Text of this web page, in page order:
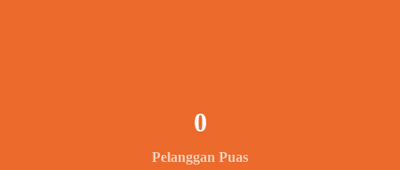
Pelanggan Puas
0